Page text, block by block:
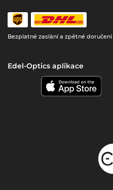
Bezplatné zaslání a zpětné doručení
Edel-Optics aplikace